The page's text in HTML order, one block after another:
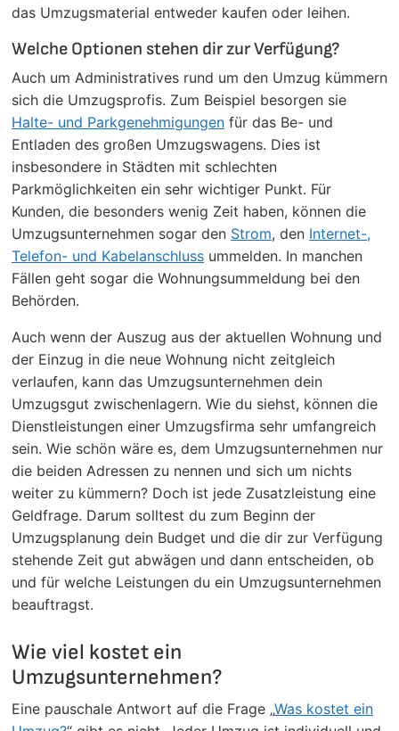
das Umzugsmaterial entweder kaufen oder leihen.
Welche Optionen stehen dir zur Verfügung?
Auch um Administratives rund um den Umzug kümmern
sich die Umzugsprofis. Zum Beispiel besorgen sie
Halte- und Parkgenehmigungen für das Be- und
Entladen des großen Umzugswagens. Dies ist
insbesondere in Städten mit schlechten
Parkmöglichkeiten ein sehr wichtiger Punkt. Für
Kunden, die besonders wenig Zeit haben, können die
Umzugsunternehmen sogar den Strom, den Internet-,
Telefon- und Kabelanschluss ummelden. In manchen
Fällen geht sogar die Wohnungsummeldung bei den
Behörden.
Auch wenn der Auszug aus der aktuellen Wohnung und
der Einzug in die neue Wohnung nicht zeitgleich
verlaufen, kann das Umzugsunternehmen dein
Umzugsgut zwischenlagern. Wie du siehst, können die
Dienstleistungen einer Umzugsfirma sehr umfangreich
sein. Wie schön wäre es, dem Umzugsunternehmen nur
die beiden Adressen zu nennen und sich um nichts
weiter zu kümmern? Doch ist jede Zusatzleistung eine
Geldfrage. Darum solltest du zum Beginn der
Umzugsplanung dein Budget und die dir zur Verfügung
stehende Zeit gut abwägen und dann entscheiden, ob
und für welche Leistungen du ein Umzugsunternehmen
beauftragst.
Wie viel kostet ein
Umzugsunternehmen?
Eine pauschale Antwort auf die Frage „Was kostet ein